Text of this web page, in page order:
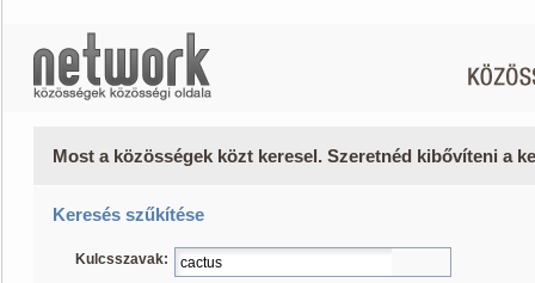
Most a közösségek közt keresel. Szeretnéd kibővíteni a
Keresés szűkítése
Kulcsszavak: